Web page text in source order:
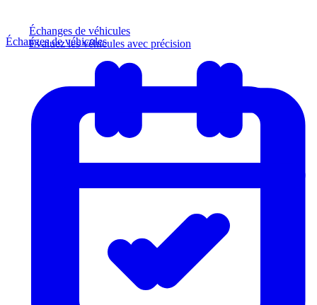
Échanges de véhicules
Évaluez les véhicules avec précision
Échanges de véhicules